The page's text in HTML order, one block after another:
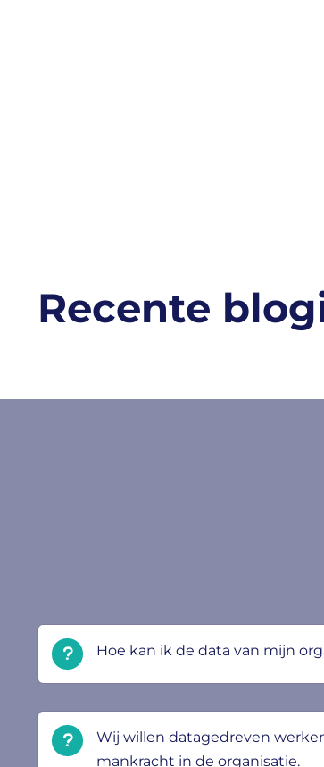
Recente
Hoe kan ik de data van mijn
Wij willen datagedreven
mankracht in de organisatie.